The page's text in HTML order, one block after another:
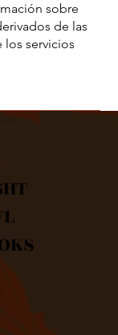
sobre
de las
los servicios